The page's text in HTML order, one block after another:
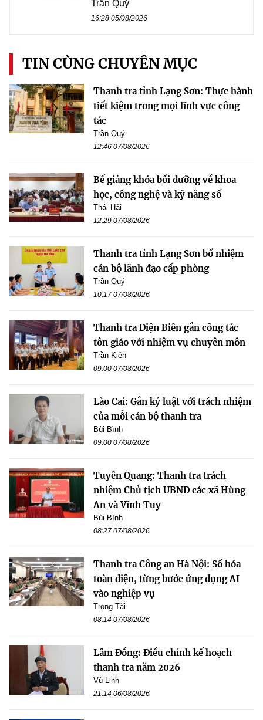
Trần Quý
16:28 05/08/2026
TIN CÙNG CHUYÊN MỤC
Thanh tra tỉnh Lạng Sơn: Thực hành
tiết kiệm trong mọi lĩnh vực công
tác
Trần Quý
12:46 07/08/2026
Bế giảng khóa bồi dưỡng về khoa
học, công nghệ và kỹ năng số
Thái Hải
12:29 07/08/2026
Thanh tra tỉnh Lạng Sơn bổ nhiệm
cán bộ lãnh đạo cấp phòng
Trần Quý
10:17 07/08/2026
Thanh tra Điện Biên gắn công tác
tôn giáo với nhiệm vụ chuyên môn
Trần Kiên
09:00 07/08/2026
Lào Cai: Gắn kỷ luật với trách nhiệm
của mỗi cán bộ thanh tra
Bùi Bình
09:00 07/08/2026
Tuyên Quang: Thanh tra trách
nhiệm Chủ tịch UBND các xã Hùng
An và Vĩnh Tuy
Bùi Bình
08:27 07/08/2026
Thanh tra Công an Hà Nội: Số hóa
toàn diện, từng bước ứng dụng AI
vào nghiệp vụ
Trọng Tài
08:14 07/08/2026
Lâm Đồng: Điều chỉnh kế hoạch
thanh tra năm 2026
Vũ Linh
21:14 06/08/2026